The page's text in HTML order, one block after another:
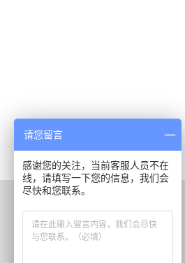
正通远恒 信息资源
请您留言
感谢您的关注，当前客服人员不在
线，请填写一下您的信息，我们会
尽快和您联系。